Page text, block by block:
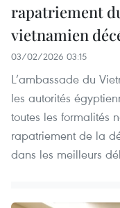
rapatriement
vietnamien
03/02/2026 03:15
L’ambassade du
les autorités
toutes les formalités
rapatriement de la
dans les meilleurs